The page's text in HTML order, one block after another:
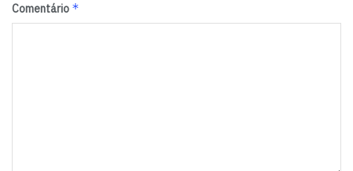
Comentário *